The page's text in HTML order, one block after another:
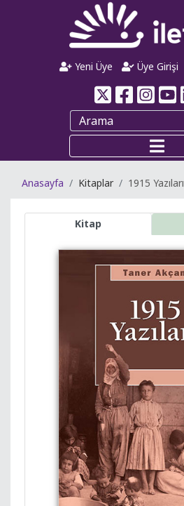
Yeni Üye Üye Girişi
Anasayfa Kitaplar 1915 Yazıları
Kitap